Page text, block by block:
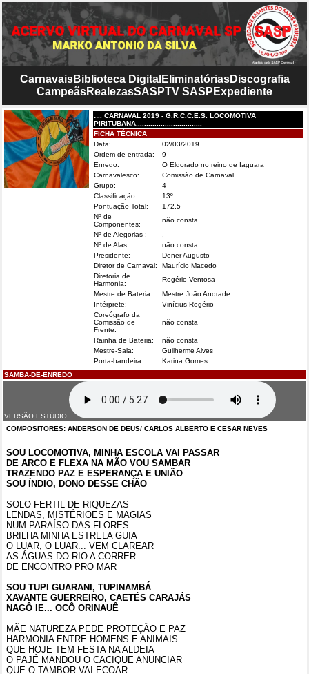
CarnavaisBiblioteca Digital EliminatóriasDiscografia
CampeãsRealezasSASPTV SASP Expediente
::.. CARNAVAL 2019 - G.R.C.C.E.S. LOCOMOTIVA
PIRITUBANA................................
FICHA TÉCNICA
Data:
02/03/2019
Ordem de entrada:
9
Enredo:
O Eldorado no reino de Iaguara
Carnavalesco:
Comissão de Carnaval
Grupo:
4
Classificação:
13º
Pontuação Total:
172,5
Nº de
Componentes:
não consta
Nº de Alegorias :
Nº de Alas :
não consta
Presidente:
Dener Augusto
Diretor de Carnaval:
Maurício Macedo
Diretoria de
Harmonia:
Rogério Ventosa
Mestre de Bateria:
Mestre João Andrade
Intérprete:
Vinícius Rogério
Coreógrafo da
Comissão de
Frente:
não consta
Rainha de Bateria:
não consta
Mestre-Sala:
Guilherme Alves
Porta-bandeira:
Karina Gomes
SAMBA-DE-ENREDO
VERSÃO ESTÚDIO
COMPOSITORES: ANDERSON DE DEUS/ CARLOS ALBERTO E CESAR NEVES
SOU LOCOMOTIVA, MINHA ESCOLA VAI PASSAR
DE ARCO E FLEXA NA MÃO VOU SAMBAR
TRAZENDO PAZ E ESPERANÇA E UNIÃO
SOU ÍNDIO, DONO DESSE CHÃO
SOLO FERTIL DE RIQUEZAS
LENDAS, MISTÉRIOES E MAGIAS
NUM PARAÍSO DAS FLORES
BRILHA MINHA ESTRELA GUIA
O LUAR, O LUAR... VEM CLAREAR
AS ÁGUAS DO RIO A CORRER
DE ENCONTRO PRO MAR
SOU TUPI GUARANI, TUPINAMBÁ
XAVANTE GUERREIRO, CAETÉS CARAJÁS
NAGÔ IE... OCÔ ORINAUÊ
MÃE NATUREZA PEDE PROTEÇÃO E PAZ
HARMONIA ENTRE HOMENS E ANIMAIS
QUE HOJE TEM FESTA NA ALDEIA
O PAJÉ MANDOU O CACIQUE ANUNCIAR
QUE O TAMBOR VAI ECOAR